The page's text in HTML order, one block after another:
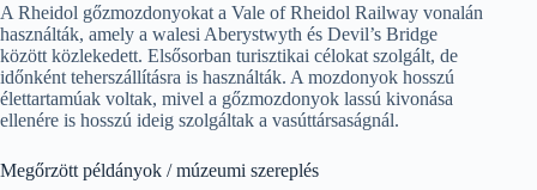
A Rheidol gőzmozdonyokat a Vale of Rheidol Railway vonalán
használták, amely a walesi Aberystwyth és Devil’s Bridge
között közlekedett. Elsősorban turisztikai célokat szolgált, de
időnként teherszállításra is használták. A mozdonyok hosszú
élettartamúak voltak, mivel a gőzmozdonyok lassú kivonása
ellenére is hosszú ideig szolgáltak a vasúttársaságnál.
Megőrzött példányok / múzeumi szereplés